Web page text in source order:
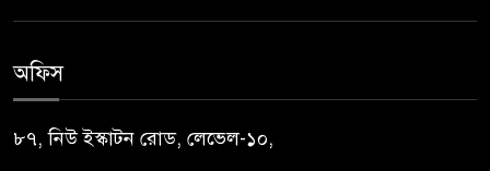
অফিস
৮৭, নিউ ইস্কাটন রোড, লেভেল-১০,